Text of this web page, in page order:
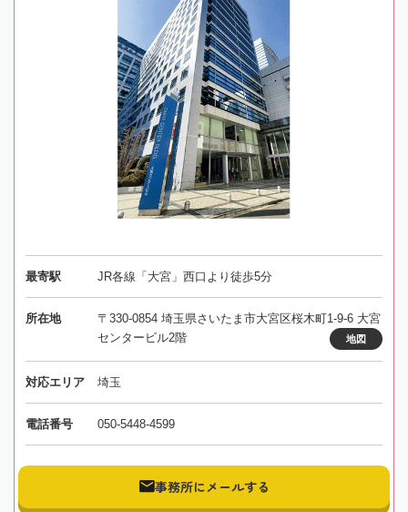
最寄駅 JR各線「大宮」西口より徒歩5分
所在地
〒330-0854 埼玉県さいたま市大宮区桜木町1-9-6 大宮
センタービル2階
地図
対応エリア 埼玉
電話番号 050-5448-4599
事務所にメールする